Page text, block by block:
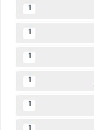
1
1
1
1
1